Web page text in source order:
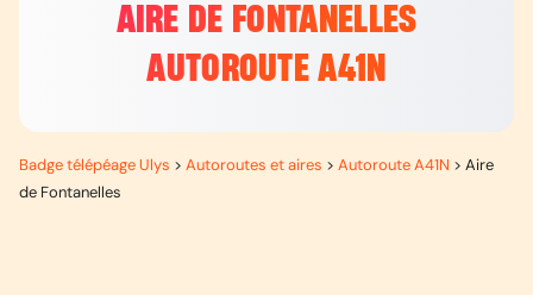
AIRE DE FONTANELLES
AUTOROUTE A41N
Badge télépéage Ulys > Autoroutes et aires > Autoroute A41N > Aire
de Fontanelles